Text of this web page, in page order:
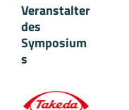
Veranstalter
des
Symposium
s